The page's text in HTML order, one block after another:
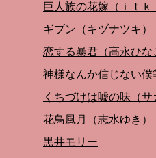
巨人族の花嫁（ｉｔｋ
ギブン（キヅナツキ）
恋する暴君（高永ひな
神様なんか信じない僕
くちづけは嘘の味（サ
花鳥風月（志水ゆき）
黒井モリー